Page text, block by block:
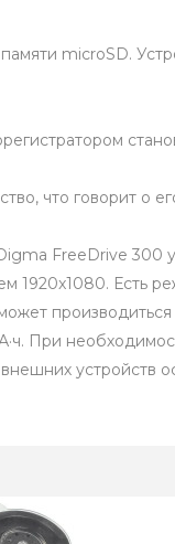
microSD.
что говорит о
FreeDrive 300
1920x1080. Есть
При
устройств